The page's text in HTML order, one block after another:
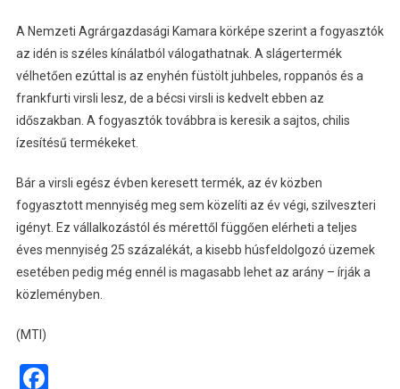
A Nemzeti Agrárgazdasági Kamara körképe szerint a fogyasztók
az idén is széles kínálatból válogathatnak. A slágertermék
vélhetően ezúttal is az enyhén füstölt juhbeles, roppanós és a
frankfurti virsli lesz, de a bécsi virsli is kedvelt ebben az
időszakban. A fogyasztók továbbra is keresik a sajtos, chilis
ízesítésű termékeket.
Bár a virsli egész évben keresett termék, az év közben
fogyasztott mennyiség meg sem közelíti az év végi, szilveszteri
igényt. Ez vállalkozástól és mérettől függően elérheti a teljes
éves mennyiség 25 százalékát, a kisebb húsfeldolgozó üzemek
esetében pedig még ennél is magasabb lehet az arány – írják a
közleményben.
(MTI)
Facebook